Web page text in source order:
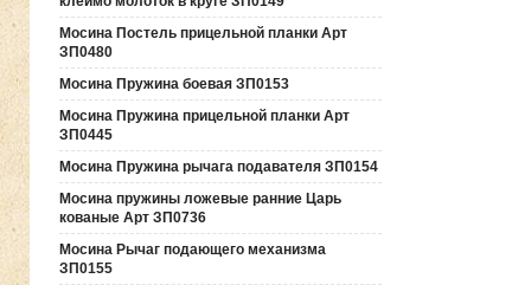
Мосина Постель прицельной планки Арт
ЗП0480
Мосина Пружина боевая ЗП0153
Мосина Пружина прицельной планки Арт
ЗП0445
Мосина Пружина рычага подавателя ЗП0154
Мосина пружины ложевые ранние Царь
кованые Арт ЗП0736
Мосина Рычаг подающего механизма
ЗП0155